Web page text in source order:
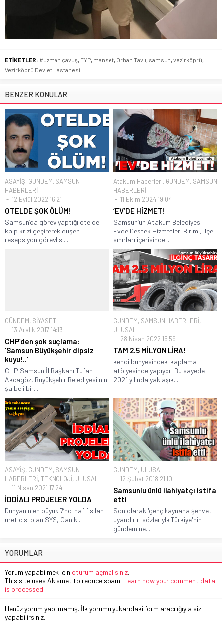
ETİKETLER: #uzman çavuş, EYP, manset, Orhan Tavlı, samsun, vezirköprü,
Vezirköprü Devlet Hastanesi
BENZER KONULAR
ASAYİŞ, GÜNDEM, SAMSUN
HABERLERİ
12 Eylül 2022 16:21
OTELDE ŞOK ÖLÜM!
Samsun’da görev yaptığı otelde
kalp krizi geçirerek düşen
resepsiyon görevlisi...
Atakum Haberleri, GÜNDEM, SAMSUN
HABERLERİ
11 Ekim 2024 19:04
‘EV’DE HİZMET!
Samsun’un Atakum Belediyesi
Evde Destek Hizmetleri Birimi, ilçe
sınırları içerisinde...
GÜNDEM, SİYASET
13 Aralık 2017 14:13
CHP’den şok suçlama:
‘Samsun Büyükşehir dipsiz
kuyu!..’
CHP Samsun İl Başkanı Tufan
Akcagöz, Büyükşehir Belediyesi'nin
şaibeli bir...
GÜNDEM, SAMSUN HABERLERİ,
ULUSAL
28 Nisan 2022 15:59
TAM 2.5 MİLYON LİRA!
kendi bünyesindeki kaplama
atölyesinde yapıyor. Bu sayede
2021 yılında yaklaşık...
ASAYİŞ, GÜNDEM, SAMSUN
HABERLERİ, TEKNOLOJİ, ULUSAL
11 Nisan 2021 17:24
İDDİALI PROJELER YOLDA
Dünyanın en büyük 7’nci hafif silah
üreticisi olan SYS, Canik...
GÜNDEM, ULUSAL
12 Şubat 2018 21:10
Samsunlu ünlü ilahiyatçı istifa
etti
Son olarak 'genç kaynana şehvet
uyandırır' sözleriyle Türkiye'nin
gündemine...
YORUMLAR
Yorum yapabilmek için oturum açmalısınız.
This site uses Akismet to reduce spam. Learn how your comment data
is processed.
Henüz yorum yapılmamış. İlk yorumu yukarıdaki form aracılığıyla siz
yapabilirsiniz.